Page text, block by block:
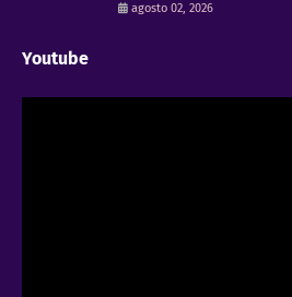
agosto 02, 2026
Youtube